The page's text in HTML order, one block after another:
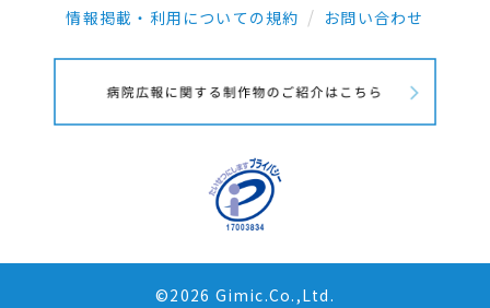
情報掲載・利用についての規約
お問い合わせ
©2026 Gimic.Co.,Ltd.